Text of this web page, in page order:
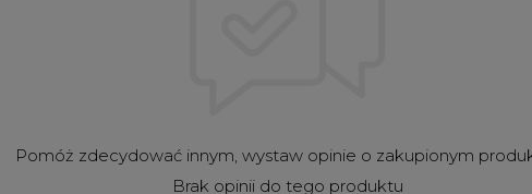
Pomóż zdecydować innym, wystaw opinie o zakupionym
Brak opinii do tego produktu